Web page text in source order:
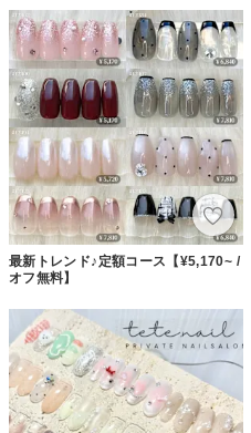
最新トレンド♪定額コース【¥5,170~ /
オフ無料】